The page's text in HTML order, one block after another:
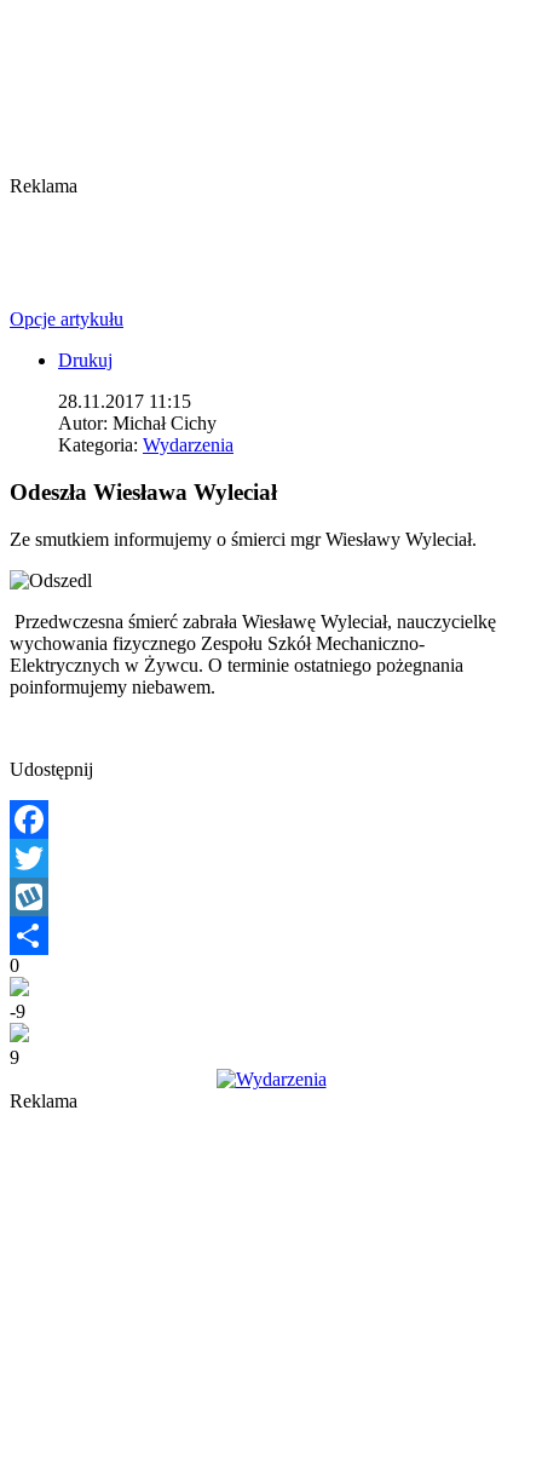
Reklama
Opcje artykułu
Drukuj
28.11.2017 11:15
Autor: Michał Cichy
Kategoria: Wydarzenia
Odeszła Wiesława Wyleciał
Ze smutkiem informujemy o śmierci mgr Wiesławy Wyleciał.
Przedwczesna śmierć zabrała Wiesławę Wyleciał, nauczycielkę
wychowania fizycznego Zespołu Szkół Mechaniczno-
Elektrycznych w Żywcu. O terminie ostatniego pożegnania
poinformujemy niebawem.
Udostępnij
Facebook
Twitter
Wykop
Share
0
-9
9
Reklama